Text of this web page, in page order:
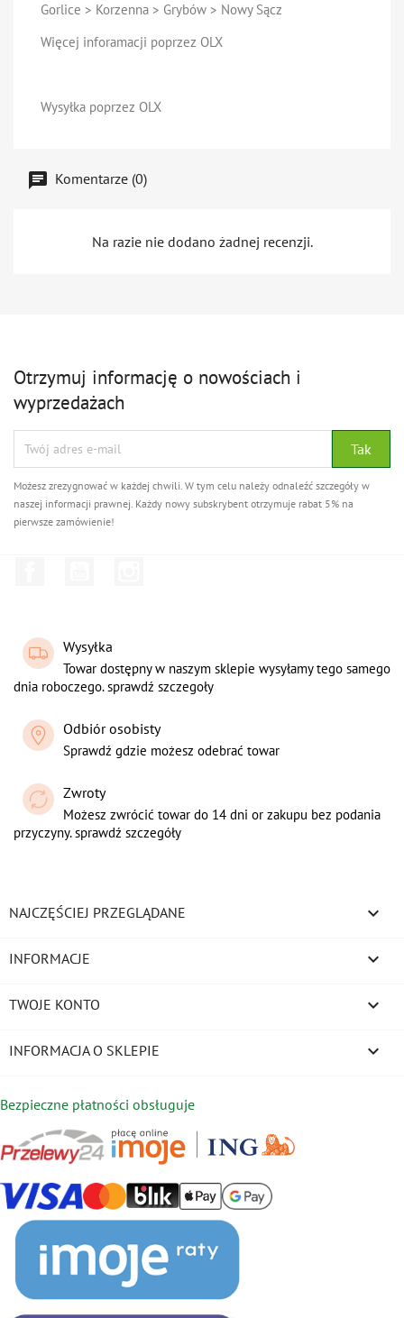
Gorlice > Korzenna > Grybów > Nowy Sącz
Więcej inforamacji poprzez OLX
Wysyłka poprzez OLX
Komentarze (0)
Na razie nie dodano żadnej recenzji.
Otrzymuj informację o nowościach i
wyprzedażach
Możesz zrezygnować w każdej chwili. W tym celu należy odnaleźć szczegóły w
naszej informacji prawnej. Każdy nowy subskrybent otrzymuje rabat 5% na
pierwsze zamówienie!
Wysyłka
Towar dostępny w naszym sklepie wysyłamy tego samego
dnia roboczego. sprawdź szczegoły
Odbiór osobisty
Sprawdź gdzie możesz odebrać towar
Zwroty
Możesz zwrócić towar do 14 dni or zakupu bez podania
przyczyny. sprawdź szczegóły
NAJCZĘŚCIEJ PRZEGLĄDANE 
INFORMACJE 
TWOJE KONTO 
INFORMACJA O SKLEPIE keyboard_arrow_down
Bezpieczne płatności obsługuje